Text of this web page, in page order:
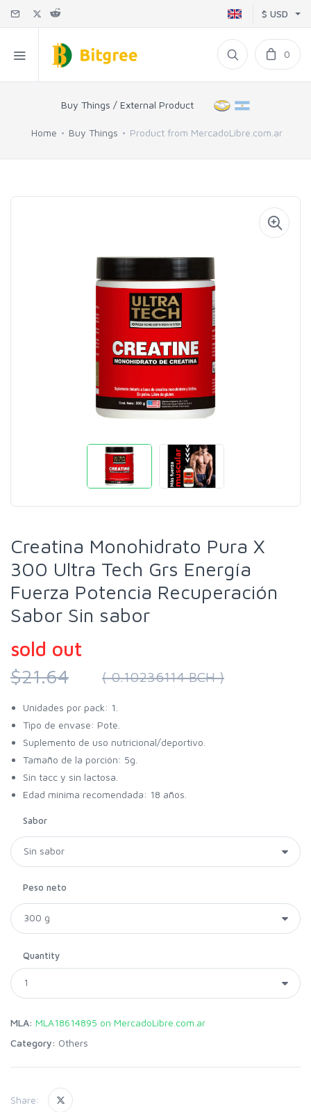
$ USD
0
Buy Things / External Product
Home Buy Things Product from MercadoLibre.com.ar
Creatina Monohidrato Pura X
300 Ultra Tech Grs Energía
Fuerza Potencia Recuperación
Sabor Sin sabor
sold out
$21.64
( 0.10236114 BCH )
Unidades por pack: 1.
Tipo de envase: Pote.
Suplemento de uso nutricional/deportivo.
Tamaño de la porción: 5g.
Sin tacc y sin lactosa.
Edad mínima recomendada: 18 años.
Sabor
Peso neto
Quantity
MLA: MLA18614895 on MercadoLibre.com.ar
Category: Others
Share: